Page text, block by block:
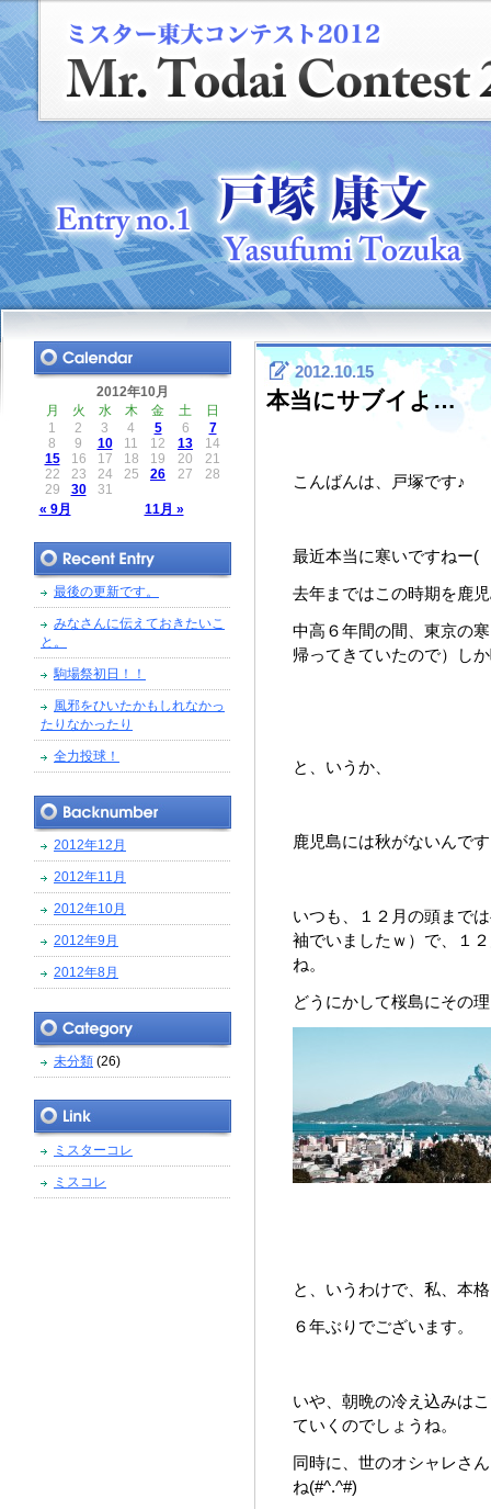
2012.10.15
本当にサブイよ…
こんばんは、戸塚です♪
最近本当に寒いですねー(
去年まではこの時期を鹿
中高６年間の間、東京の
帰ってきていたので）し
と、いうか、
鹿児島には秋がないんで
いつも、１２月の頭まで
袖でいましたｗ）で、１
ね。
どうにかして桜島にその
と、いうわけで、私、本
６年ぶりでございます。
いや、朝晩の冷え込みは
ていくのでしょうね。
同時に、世のオシャレさ
ね(#^.^#)
2012年10月
月
火 水 木 金 土 日
« 9月 11月 »
1 2 3 4 5 6
7
8
9 10 11 12 13
14
15
16 17 18 19 20
21
22
23 24 25 26 27
28
29
30 31
最後の更新です。
みなさんに伝えておきたいこ
と。
駒場祭初日！！
風邪をひいたかもしれなかっ
たりなかったり
全力投球！
2012年12月
2012年11月
2012年10月
2012年9月
2012年8月
未分類 (26)
ミスターコレ
ミスコレ